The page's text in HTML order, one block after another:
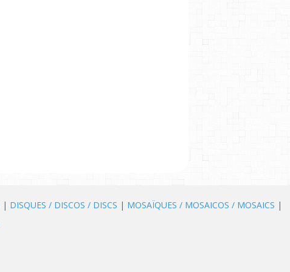
| DISQUES / DISCOS / DISCS | MOSAÏQUES / MOSAICOS / MOSAICS |